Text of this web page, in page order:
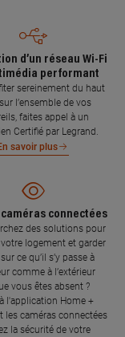
d’un réseau Wi-Fi
performant
sereinement du haut
l’ensemble de vos
faites appel à un
Certifié par Legrand.
savoir plus
caméras connectées
des solutions pour
logement et garder
ce qu’il s’y passe à
comme à l’extérieur
vous êtes absent ?
l'application Home +
les caméras connectées
la sécurité de votre